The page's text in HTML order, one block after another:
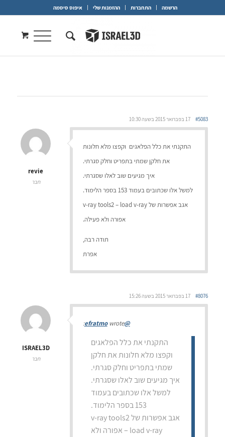
הרשמה התחברות ההזמנות שלי איפוס סיסמה
17 בפברואר 2015 בשעה 10:30 #5083
revie
חבר
התקנתי את כלל הפלאגים וקפצו מלא חלונות
את חלקן שמתי בתפריט וחלק סגרתי.
איך מגיעים שוב לאלו שסגרתי.
למשל אלו שכתובים בעמוד 153 בספר הלימוד.
אגב אפשרות של v-ray tools2 – load v-ray
אפורה ולא פעילה.
תודה רבה,
אפרת
17 בפברואר 2015 בשעה 15:26 #8076
ISRAEL3D
חבר
@efratmo
wrote:
התקנתי את כלל הפלאגים
וקפצו מלא חלונות את חלקן
שמתי בתפריט וחלק סגרתי.
איך מגיעים שוב לאלו שסגרתי.
למשל אלו שכתובים בעמוד
153 בספר הלימוד.
אגב אפשרות של v-ray tools2
– load v-ray אפורה ולא